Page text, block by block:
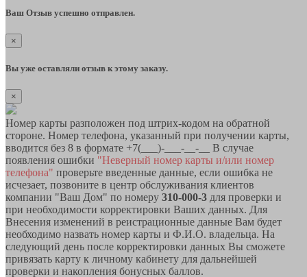
Ваш Отзыв успешно отправлен.
×
Вы уже оставляли отзыв к этому заказу.
×
Номер карты разположен под штрих-кодом на обратной
стороне. Номер телефона, указанный при получении карты,
вводится без 8 в формате +7(___)-___-__-__ В случае
появления ошибки "Неверный номер карты и/или номер
телефона" проверьте введенные данные, если ошибка не
исчезает, позвоните в центр обслуживания клиентов
компании "Ваш Дом" по номеру 310-000-3 для проверки и
при необходимости корректировки Ваших данных. Для
Внесения изменений в реистрационные данные Вам будет
необходимо назвать номер карты и Ф.И.О. владельца. На
следующий день после корректировки данных Вы сможете
привязать карту к личному кабинету для дальнейшей
проверки и накопления бонусных баллов.